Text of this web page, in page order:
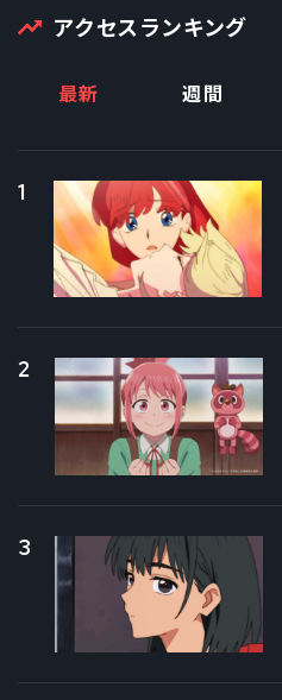
アクセスランキング
最新 週間
1
2
3